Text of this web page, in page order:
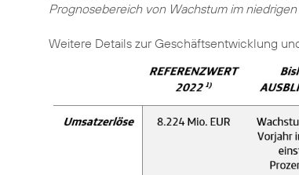
Prognosebereich von Wachstum im
Weitere Details zur Geschäftsentwicklung